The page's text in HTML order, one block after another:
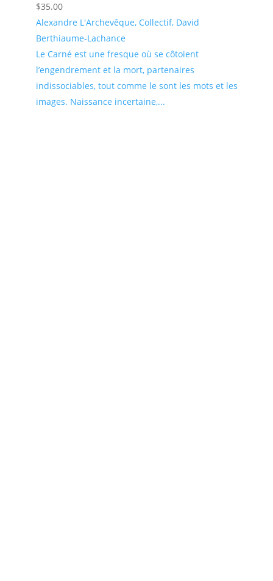
$35.00
Alexandre L'Archevêque, Collectif, David
Berthiaume-Lachance
Le Carné est une fresque où se côtoient
l’engendrement et la mort, partenaires
indissociables, tout comme le sont les mots et les
images. Naissance incertaine,...